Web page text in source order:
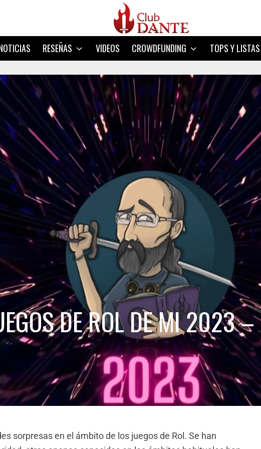
RESEÑAS VIDEOS CROWDFUNDING TOPS Y LISTAS
DE ROL DE MI 2023
sorpresas en el ámbito de los juegos de Rol. Se han